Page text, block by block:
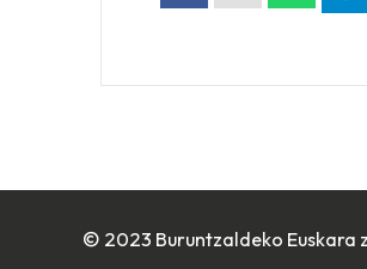
© 2023 Buruntzaldeko Euskara